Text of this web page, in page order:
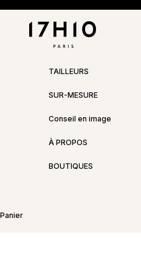
17h10
TAILLEURS
SUR-MESURE
Conseil en image
À PROPOS
BOUTIQUES
Panier